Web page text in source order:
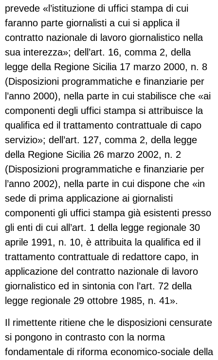
prevede «l’istituzione di uffici stampa di cui
faranno parte giornalisti a cui si applica il
contratto nazionale di lavoro giornalistico nella
sua interezza»; dell’art. 16, comma 2, della
legge della Regione Sicilia 17 marzo 2000, n. 8
(Disposizioni programmatiche e finanziarie per
l’anno 2000), nella parte in cui stabilisce che «ai
componenti degli uffici stampa si attribuisce la
qualifica ed il trattamento contrattuale di capo
servizio»; dell’art. 127, comma 2, della legge
della Regione Sicilia 26 marzo 2002, n. 2
(Disposizioni programmatiche e finanziarie per
l’anno 2002), nella parte in cui dispone che «in
sede di prima applicazione ai giornalisti
componenti gli uffici stampa già esistenti presso
gli enti di cui all’art. 1 della legge regionale 30
aprile 1991, n. 10, è attribuita la qualifica ed il
trattamento contrattuale di redattore capo, in
applicazione del contratto nazionale di lavoro
giornalistico ed in sintonia con l’art. 72 della
legge regionale 29 ottobre 1985, n. 41».
Il rimettente ritiene che le disposizioni censurate
si pongono in contrasto con la norma
fondamentale di riforma economico-sociale della